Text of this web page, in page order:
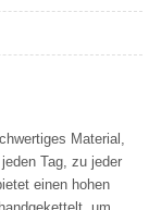
Material,
Tag, zu jeder
einen hohen
um